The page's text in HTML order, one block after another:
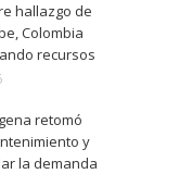
hallazgo de
Colombia
recursos
retomó
y
la demanda